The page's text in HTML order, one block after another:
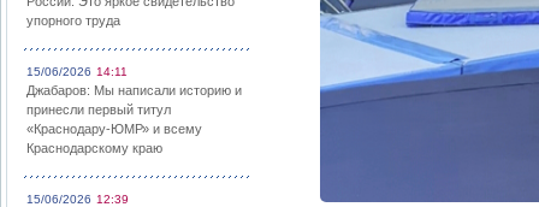
упорного труда
15/06/2026 14:11
Джабаров: Мы написали историю и
принесли первый титул
«Краснодару-ЮМР» и всему
Краснодарскому краю
15/06/2026 12:39